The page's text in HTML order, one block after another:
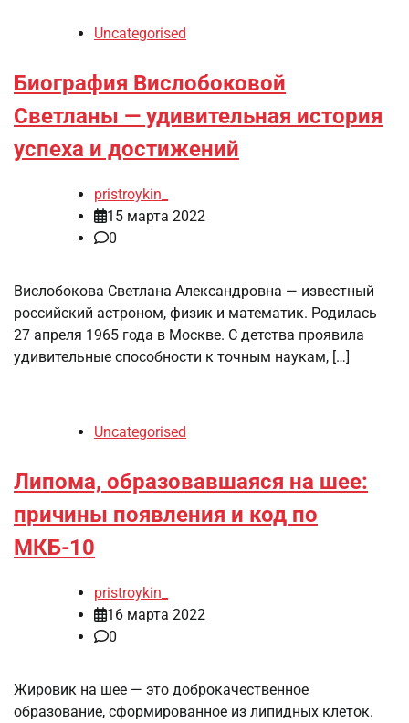
Uncategorised
Биография Вислобоковой
Светланы — удивительная история
успеха и достижений
pristroykin_
15 марта 2022
0
Вислобокова Светлана Александровна — известный
российский астроном, физик и математик. Родилась
27 апреля 1965 года в Москве. С детства проявила
удивительные способности к точным наукам, […]
Uncategorised
Липома, образовавшаяся на шее:
причины появления и код по
МКБ-10
pristroykin_
16 марта 2022
0
Жировик на шее — это доброкачественное
образование, сформированное из липидных клеток.